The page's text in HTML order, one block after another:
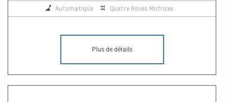
Automatique Quatre Roues Motrices
Plus de détails